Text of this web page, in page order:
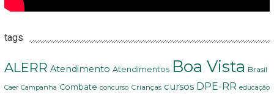
tags
ALERR Atendimento Atendimentos Boa Vista Brasil
Caer Campanha Combate concurso Crianças cursos DPE-RR educação